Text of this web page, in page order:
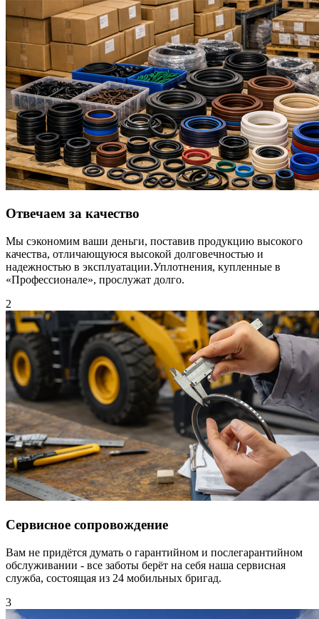
Отвечаем за качество
Мы сэкономим ваши деньги, поставив продукцию высокого
качества, отличающуюся высокой долговечностью и
надежностью в эксплуатации.Уплотнения, купленные в
«Профессионале», прослужат долго.
2
Сервисное сопровождение
Вам не придётся думать о гарантийном и послегарантийном
обслуживании - все заботы берёт на себя наша сервисная
служба, состоящая из 24 мобильных бригад.
3